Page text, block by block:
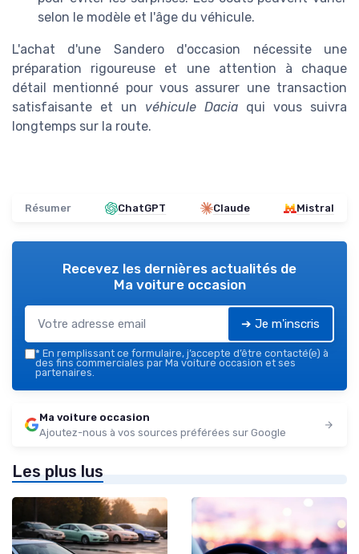
selon le modèle et l'âge du véhicule.
L'achat d'une Sandero d'occasion nécessite une
préparation rigoureuse et une attention à chaque
détail mentionné pour vous assurer une transaction
satisfaisante et un véhicule Dacia qui vous suivra
longtemps sur la route.
Résumer ChatGPT Claude Mistral
Recevez les dernières actualités de
Ma voiture occasion
➔ Je m'inscris
* En remplissant ce formulaire, j’accepte d’être contacté(e) à
des fins commerciales par Ma voiture occasion et ses
partenaires.
Ma voiture occasion
Ajoutez-nous à vos sources préférées sur Google
Les plus lus